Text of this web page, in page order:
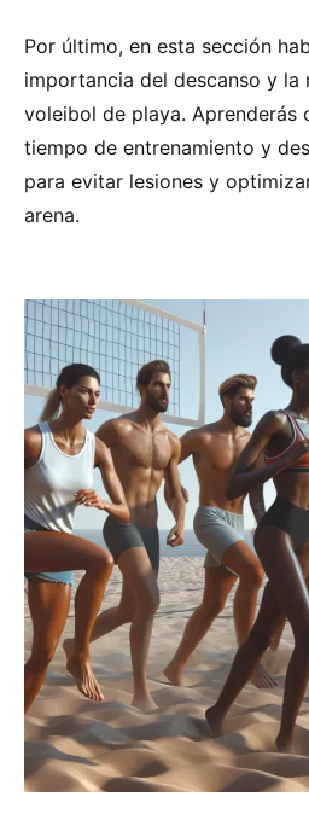
Por último, en esta sección
importancia del descanso y la
voleibol de playa. Aprenderás
tiempo de entrenamiento y
para evitar lesiones y
arena.